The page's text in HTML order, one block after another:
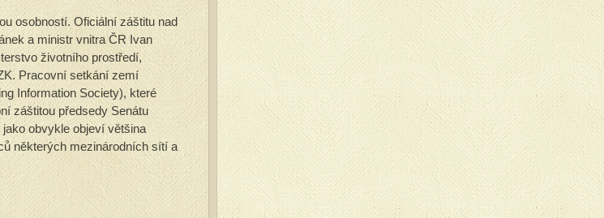
osobností. Oficiální záštitu nad
a ministr vnitra ČR Ivan
životního prostředí,
Pracovní setkání zemí
Information Society), které
záštitou předsedy Senátu
obvykle objeví většina
některých mezinárodních sítí a